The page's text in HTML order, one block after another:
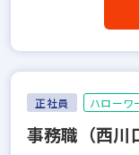
正社員 ハローワ
事務職（西川